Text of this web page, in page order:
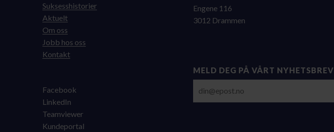
Suksesshistorier
Aktuelt
Om oss
Jobb hos oss
Kontakt
Facebook
LinkedIn
Teamviewer
Kundeportal
Engene 116
3012 Drammen
MELD DEG PÅ VÅRT NYHETSBREV